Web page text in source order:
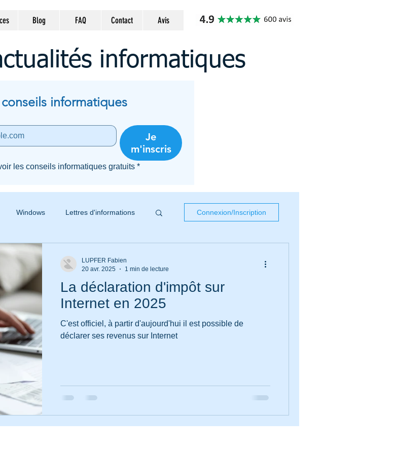
Blog FAQ Contact Avis
informatiques
informatiques
Je
m'inscris
les conseils informatiques gratuits *
Windows Lettres d'informations Connexion/Inscription
La déclaration d'impôt sur
Internet en 2025
C'est officiel, à partir d'aujourd'hui il est possible de
déclarer ses revenus sur Internet
LUPFER Fabien
20 avr. 2025
1 min de lecture